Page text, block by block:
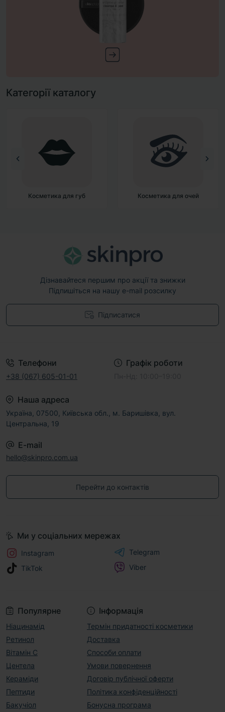
Категорії каталогу
Косметика для очей Косметика для обличчя
Дізнавайтеся першим про акції та знижки
Підпишіться на нашу e-mail розсилку
Підписатися
Телефони
+38 (067) 605-01-01
Графік роботи
Наша адреса
Україна, 07500, Київська обл., м. Баришівка, вул.
Центральна, 19
E-mail
hello@skinpro.com.ua
Перейти до контактів
Популярне
Ніацинамід
Ретинол
Вітамін С
Центела
Кераміди
Пептиди
Бакучіол
Інформація
Термін придатності косметики
Доставка
Способи оплати
Умови повернення
Договір публічної оферти
Політика конфіденційності
Бонусна програма
Ми у соціальних мережах
Instagram
TikTok
Telegram
Viber